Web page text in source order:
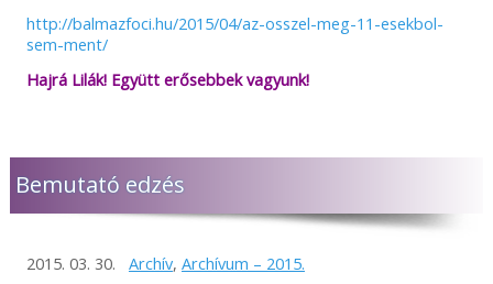
http://balmazfoci.hu/2015/04/az-osszel-meg-11-esekbol-
sem-ment/
Hajrá Lilák! Együtt erősebbek vagyunk!
Bemutató edzés
2015. 03. 30. Archív, Archívum – 2015.